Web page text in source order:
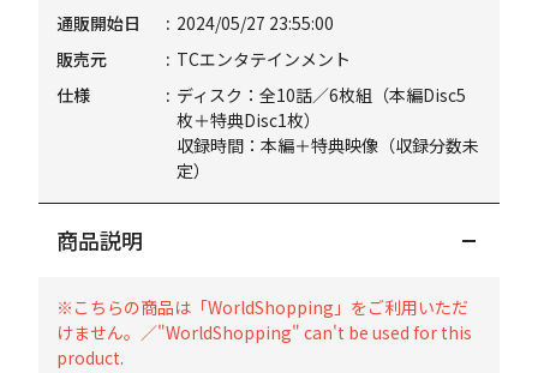
通販開始日
2024/05/27 23:55:00
販売元
TCエンタテインメント
仕様
ディスク：全10話／6枚組（本編Disc5
枚＋特典Disc1枚）
収録時間：本編＋特典映像（収録分数未
定）
商品説明
※こちらの商品は「WorldShopping」をご利用いただ
けません。／"WorldShopping" can't be used for this
product.